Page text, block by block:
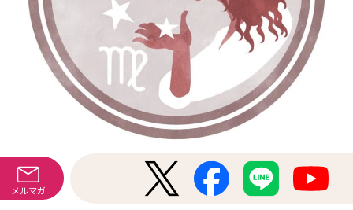
これからの自分に合った道を考え取捨選択
メルマガ